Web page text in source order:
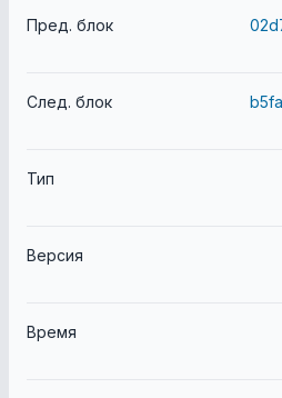
Пред. блок
След. блок
Тип
Версия
Время